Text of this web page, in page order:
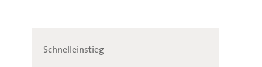
Schnelleinstieg